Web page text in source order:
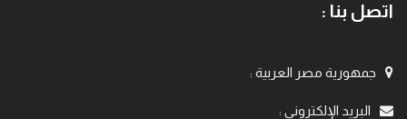
اتصل بنا :
جمهورية مصر العربية :
البريد الإلكتروني :